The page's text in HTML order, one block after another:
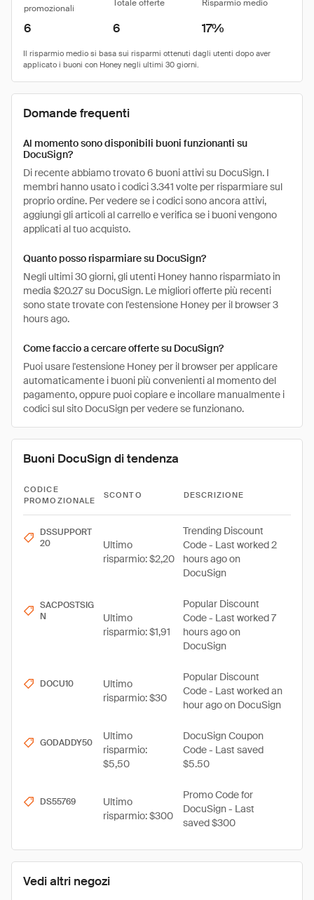
Vedi altri negozi
promozionali
Totale offerte Risparmio medio
6 6 17%
Domande frequenti
Al momento sono disponibili buoni funzionanti su
DocuSign?
Di recente abbiamo trovato 6 buoni attivi su DocuSign. I
membri hanno usato i codici 3.341 volte per risparmiare sul
proprio ordine. Per vedere se i codici sono ancora attivi,
aggiungi gli articoli al carrello e verifica se i buoni vengono
applicati al tuo acquisto.
Quanto posso risparmiare su DocuSign?
Negli ultimi 30 giorni, gli utenti Honey hanno risparmiato in
media $20.27 su DocuSign. Le migliori offerte più recenti
sono state trovate con l'estensione Honey per il browser 3
hours ago.
Come faccio a cercare offerte su DocuSign?
Puoi usare l'estensione Honey per il browser per applicare
automaticamente i buoni più convenienti al momento del
pagamento, oppure puoi copiare e incollare manualmente i
codici sul sito DocuSign per vedere se funzionano.
Buoni DocuSign di tendenza
CODICE
PROMOZIONALE
SCONTO DESCRIZIONE
DSSUPPORT
20
Ultimo
risparmio: $2,20
Trending Discount
Code - Last worked 2
hours ago on
DocuSign
SACPOSTSIG
N
Ultimo
risparmio: $1,91
Popular Discount
Code - Last worked 7
hours ago on
DocuSign
DOCU10
Ultimo
risparmio: $30
Popular Discount
Code - Last worked an
hour ago on DocuSign
GODADDY50
Ultimo
risparmio:
$5,50
DocuSign Coupon
Code - Last saved
$5.50
DS55769
Ultimo
risparmio: $300
Promo Code for
DocuSign - Last
saved $300